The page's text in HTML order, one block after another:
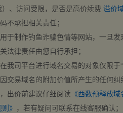
、访问受限，是否是高价续费 溢价
不承担相关责任；
于制作钓鱼诈骗色情等网站，一旦
法律责任由您自行承担；
我司平台进行域名交易的对象仅限于
交易域名的附加价值所产生的任何
出价前建议仔细阅读 《西数预释放
》 ，若有疑问可联系在线客服确认；